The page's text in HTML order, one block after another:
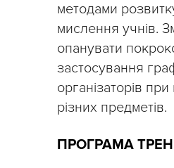
методами
мислення учнів.
опанувати
застосування
організаторів
різних предметів.
ПРОГРАМА